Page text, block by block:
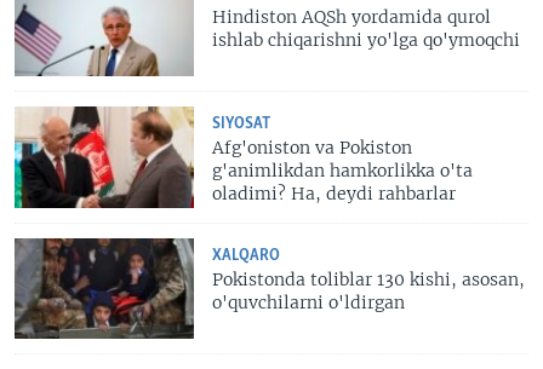
Hindiston AQSh yordamida qurol
ishlab chiqarishni yo'lga qo'ymoqchi
SIYOSAT
Afg'oniston va Pokiston
g'animlikdan hamkorlikka o'ta
oladimi? Ha, deydi rahbarlar
XALQARO
Pokistonda toliblar 130 kishi, asosan,
o'quvchilarni o'ldirgan